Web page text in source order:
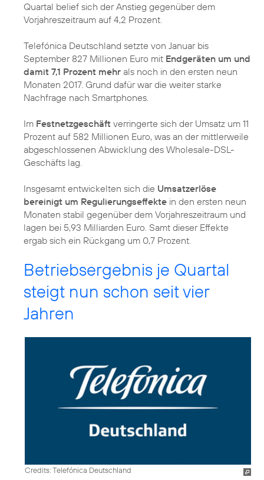
Quartal belief sich der Anstieg gegenüber dem
Vorjahreszeitraum auf 4,2 Prozent.
Telefónica Deutschland setzte von Januar bis
September 827 Millionen Euro mit Endgeräten um und
damit 7,1 Prozent mehr als noch in den ersten neun
Monaten 2017. Grund dafür war die weiter starke
Nachfrage nach Smartphones.
Im Festnetzgeschäft verringerte sich der Umsatz um 11
Prozent auf 582 Millionen Euro, was an der mittlerweile
abgeschlossenen Abwicklung des Wholesale-DSL-
Geschäfts lag.
Insgesamt entwickelten sich die Umsatzerlöse
bereinigt um Regulierungseffekte in den ersten neun
Monaten stabil gegenüber dem Vorjahreszeitraum und
lagen bei 5,93 Milliarden Euro. Samt dieser Effekte
ergab sich ein Rückgang um 0,7 Prozent.
Betriebsergebnis je Quartal
steigt nun schon seit vier
Jahren
Credits: Telefónica Deutschland